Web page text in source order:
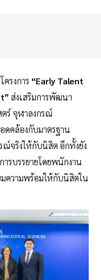
รงการ “Early Talent
ส่งเสริมการพัฒนา
ร์ จุฬาลงกรณ์
ดคล้องกับมาตรฐาน
จริงให้กับนิสิต อีกทั้งยัง
รบรรยายโดยพนักงาน
ความพร้อมให้กับนิสิตใน